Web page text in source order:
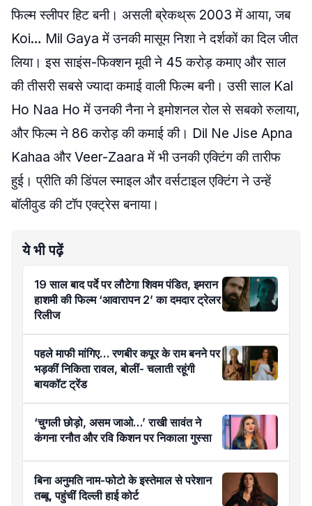
फिल्म स्लीपर हिट बनी। असली ब्रेकथ्रू 2003 में आया, जब
Koi… Mil Gaya में उनकी मासूम निशा ने दर्शकों का दिल जीत
लिया। इस साइंस-फिक्शन मूवी ने 45 करोड़ कमाए और साल
की तीसरी सबसे ज्यादा कमाई वाली फिल्म बनी। उसी साल Kal
Ho Naa Ho में उनकी नैना ने इमोशनल रोल से सबको रुलाया,
और फिल्म ने 86 करोड़ की कमाई की। Dil Ne Jise Apna
Kahaa और Veer-Zaara में भी उनकी एक्टिंग की तारीफ
हुई। प्रीति की डिंपल स्माइल और वर्सटाइल एक्टिंग ने उन्हें
बॉलीवुड की टॉप एक्ट्रेस बनाया।
ये भी पढ़ें
19 साल बाद पर्दे पर लौटेगा शिवम पंडित, इमरान
हाशमी की फिल्म ‘आवारापन 2’ का दमदार ट्रेलर
रिलीज
पहले माफी मांगिए… रणबीर कपूर के राम बनने पर
भड़कीं निकिता रावल, बोलीं- चलाती रहूंगी
बायकॉट ट्रेंड
‘चुगली छोड़ो, असम जाओ…’ राखी सावंत ने
कंगना रनौत और रवि किशन पर निकाला गुस्सा
बिना अनुमति नाम-फोटो के इस्तेमाल से परेशान
तब्बू, पहुंचीं दिल्ली हाई कोर्ट